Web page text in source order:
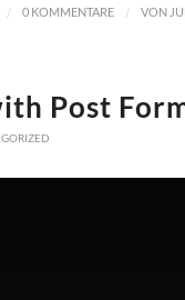
/ 0 KOMMENTARE / VON
Post